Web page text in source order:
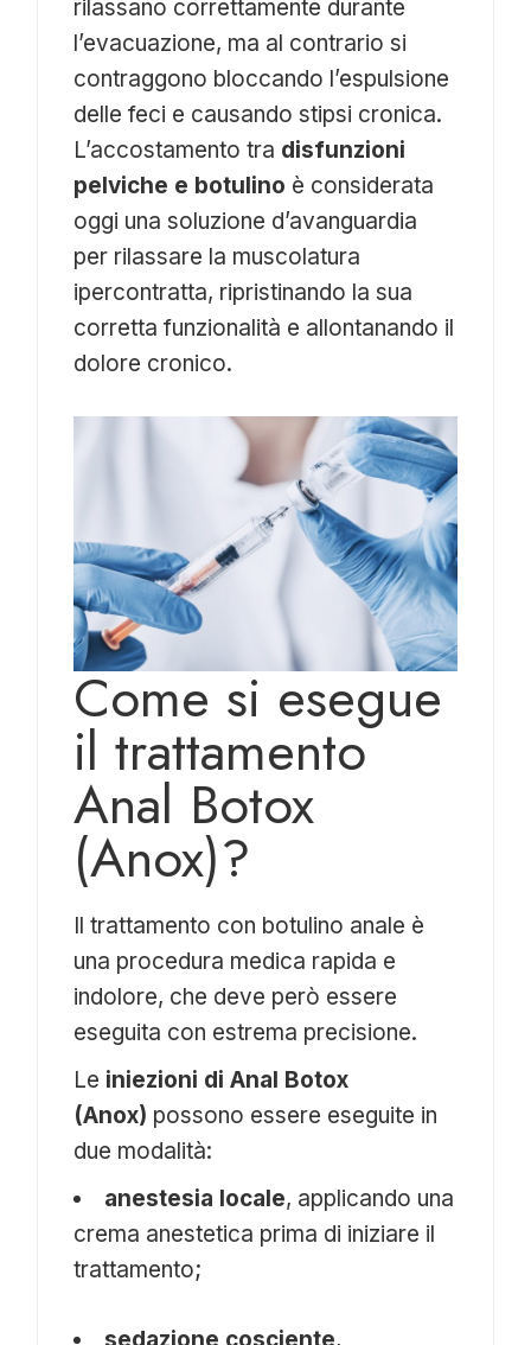
rilassano correttamente durante
l’evacuazione, ma al contrario si
contraggono bloccando l’espulsione
delle feci e causando stipsi cronica.
L’accostamento tra disfunzioni
pelviche e botulino è considerata
oggi una soluzione d’avanguardia
per rilassare la muscolatura
ipercontratta, ripristinando la sua
corretta funzionalità e allontanando il
dolore cronico.
Come si esegue
il trattamento
Anal Botox
(Anox)?
Il trattamento con botulino anale è
una procedura medica rapida e
indolore, che deve però essere
eseguita con estrema precisione.
Le iniezioni di Anal Botox
(Anox) possono essere eseguite in
due modalità:
anestesia locale, applicando una
crema anestetica prima di iniziare il
trattamento;
sedazione cosciente,